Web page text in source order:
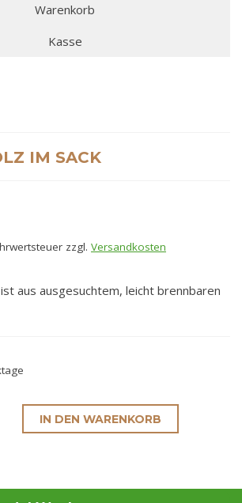
Warenkorb
Kasse
IM SACK
zzgl. Versandkosten
aus ausgesuchtem, leicht brennbaren
IN DEN WARENKORB